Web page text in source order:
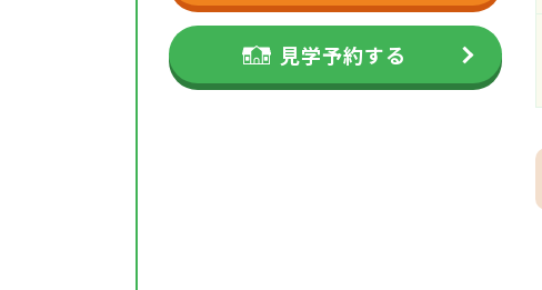
見学予約する